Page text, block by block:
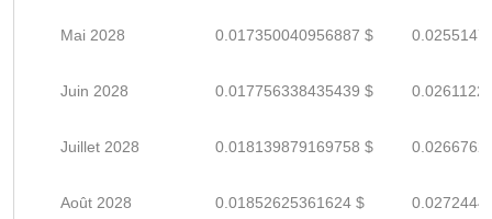
Mai 2028 0.017350040956887 $
Juin 2028 0.017756338435439 $
Juillet 2028 0.018139879169758 $
Août 2028 0.01852625361624 $